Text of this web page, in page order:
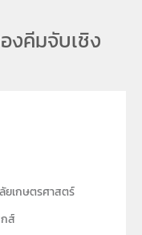
งคีมจับเชิง
ยเกษตรศาสตร์
ส์